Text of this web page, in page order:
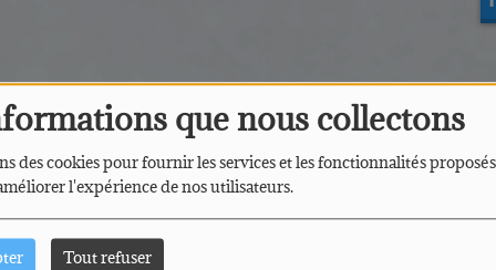
que nous collectons
des cookies pour fournir les services et les fonctionnalités
l'expérience de nos utilisateurs.
Tout refuser